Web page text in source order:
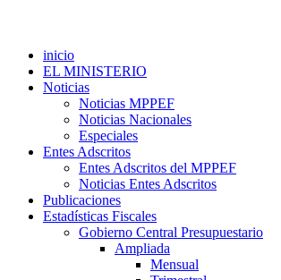
inicio
EL MINISTERIO
Noticias
Noticias MPPEF
Noticias Nacionales
Especiales
Entes Adscritos
Entes Adscritos del MPPEF
Noticias Entes Adscritos
Publicaciones
Estadísticas Fiscales
Gobierno Central Presupuestario
Ampliada
Mensual